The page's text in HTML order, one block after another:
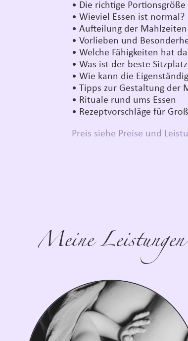
• Die richtige
• Wieviel Essen ist normal?
• Aufteilung der
• Vorlieben und
• Welche Fähigkeiten hat
• Was ist der beste
• Wie kann die
• Tipps zur Gestaltung der
• Rituale rund ums Essen
• Rezeptvorschläge für
Preis siehe Preise und
Meine Leistungen